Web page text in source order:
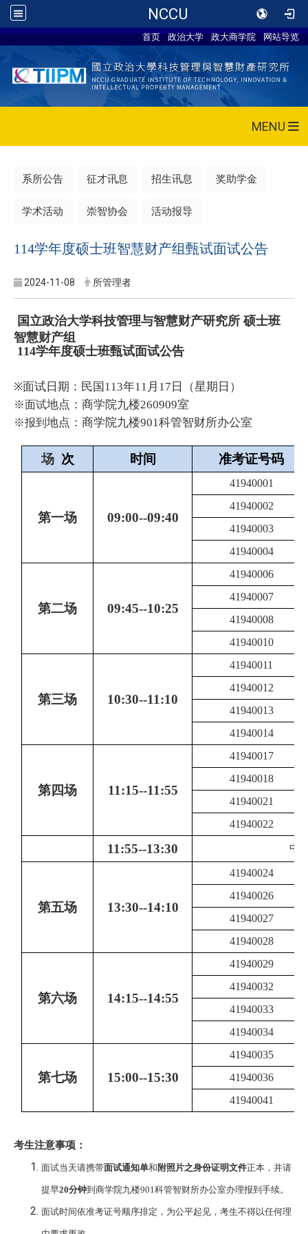
NCCU
首页 政治大学 政大商学院 网站导览
MENU
系所公告 征才讯息 招生讯息 奖助学金
学术活动 崇智协会 活动报导
114学年度硕士班智慧财产组甄试面试公告
2024-11-08 所管理者
国立政治大学科技管理与智慧财产研究所 硕士班
智慧财产组
114学年度硕士班甄试面试公告
※面试日期：民国 113年11 月 17 日（星期日）
※面试地点：商学院九楼260909室
※报到 地点：商学院九楼901科管智财所办公室
场 次 时间 准考证号码
第一场 09:00--09:40
41940001
41940002
41940003
41940004
第二场 09:45--10:25
41940006
41940007
41940008
41940010
第三场 10:30--11:10
41940011
41940012
41940013
41940014
第四场 11:15--11:55
41940017
41940018
41940021
41940022
11:55--13:30 中
第五场 13:30--14:10
41940024
41940026
41940027
41940028
第六场 14:15--14:55
41940029
41940032
41940033
41940034
第七场 15:00--15:30
41940035
41940036
41940041
考生注意事项：
面试当天请携带面试通知单和附照片之身份证明文件正本，并请
提早20分钟到商学院九楼901 科管智财所办公室办理报到手续。
面试时间依准考证号顺序排定，为公平起见，考生不得以任何理